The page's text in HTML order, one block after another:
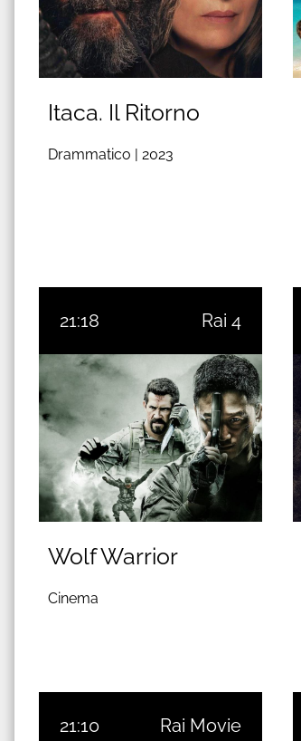
Itaca. Il Ritorno
Drammatico | 2023
21:18 Rai 4
Wolf Warrior
Cinema
21:10 Rai Movie